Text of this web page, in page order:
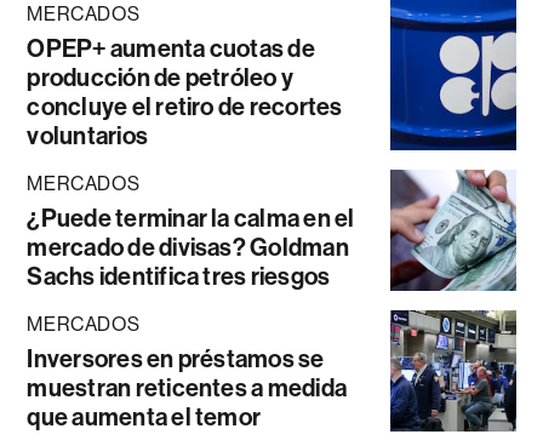
MERCADOS
OPEP+ aumenta cuotas de
producción de petróleo y
concluye el retiro de recortes
voluntarios
MERCADOS
¿Puede terminar la calma en el
mercado de divisas? Goldman
Sachs identifica tres riesgos
MERCADOS
Inversores en préstamos se
muestran reticentes a medida
que aumenta el temor